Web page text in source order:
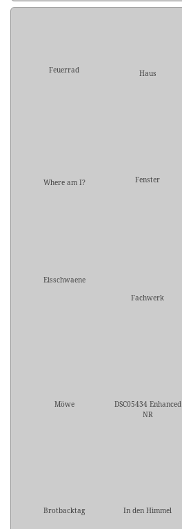
Feuerrad Haus
Where am I?
Fenster
Eisschwaene
Fachwerk
Möwe
DSC05434 Enhanced
NR
Brotbacktag In den Himmel